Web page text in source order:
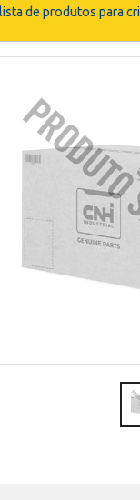
de produtos para